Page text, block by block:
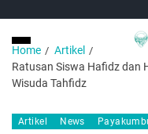
Home
Artikel
Ratusan Siswa Hafidz dan
Wisuda Tahfidz
Artikel News